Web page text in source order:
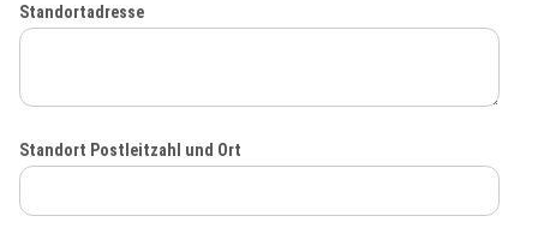
Standortadresse
Standort Postleitzahl und Ort